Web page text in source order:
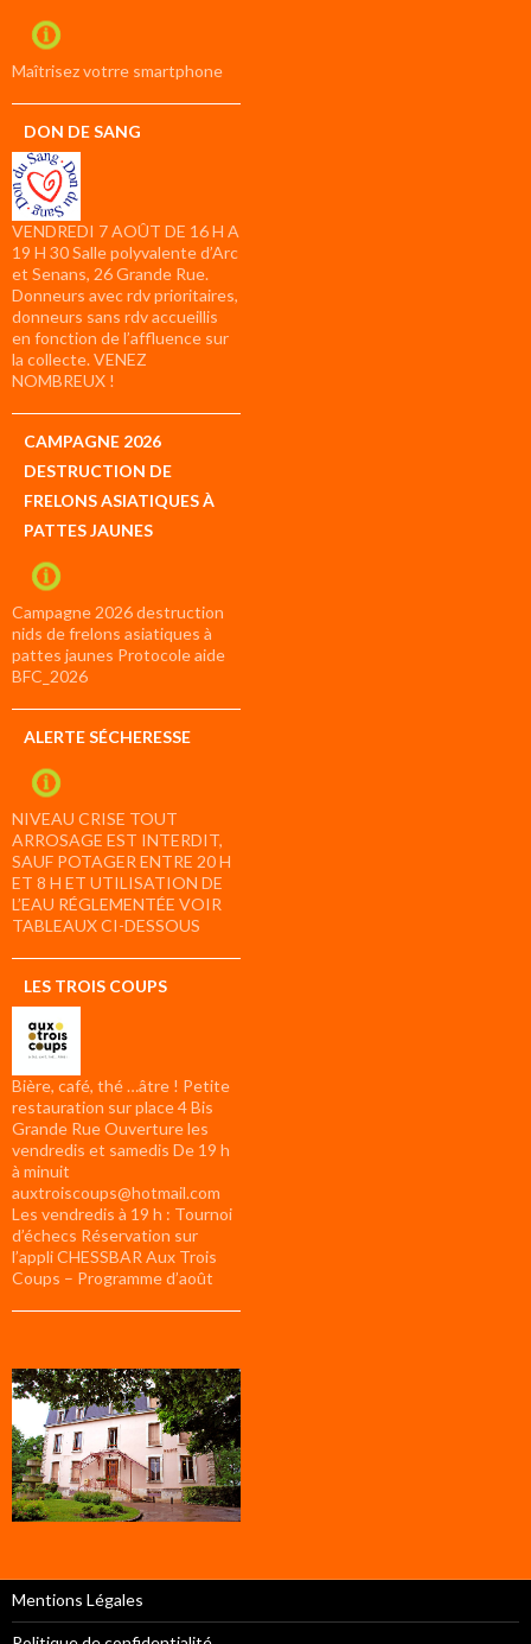
compte
Maîtrisez votrre smartphone
DON DE SANG
VENDREDI 7 AOÛT DE 16 H A
19 H 30 Salle polyvalente d’Arc
et Senans, 26 Grande Rue.
Donneurs avec rdv prioritaires,
donneurs sans rdv accueillis
en fonction de l’affluence sur
la collecte. VENEZ
NOMBREUX !
CAMPAGNE 2026
DESTRUCTION DE
FRELONS ASIATIQUES À
PATTES JAUNES
Campagne 2026 destruction
nids de frelons asiatiques à
pattes jaunes Protocole aide
BFC_2026
ALERTE SÉCHERESSE
NIVEAU CRISE TOUT
ARROSAGE EST INTERDIT,
SAUF POTAGER ENTRE 20 H
ET 8 H ET UTILISATION DE
L’EAU RÉGLEMENTÉE VOIR
TABLEAUX CI-DESSOUS
LES TROIS COUPS
Bière, café, thé …âtre ! Petite
restauration sur place 4 Bis
Grande Rue Ouverture les
vendredis et samedis De 19 h
à minuit
auxtroiscoups@hotmail.com
Les vendredis à 19 h : Tournoi
d’échecs Réservation sur
l’appli CHESSBAR Aux Trois
Coups – Programme d’août
Mentions Légales